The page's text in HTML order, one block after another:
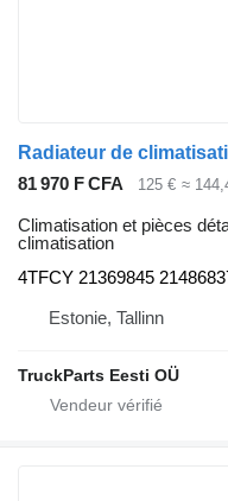
81 970 F CFA 125 € ≈
Climatisation et pièces
climatisation
4TFCY 21369845
Estonie, Tallinn
TruckParts Eesti OÜ